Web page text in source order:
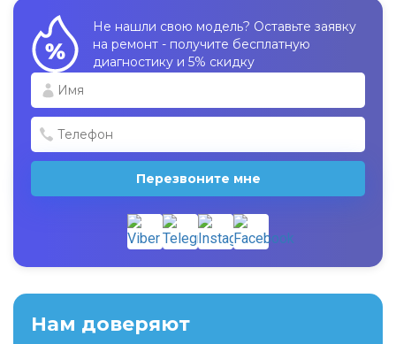
Не нашли свою модель? Оставьте заявку
на ремонт - получите бесплатную
диагностику и 5% скидку
Перезвоните мне
Нам доверяют